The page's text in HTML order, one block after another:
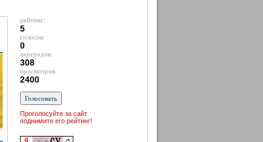
рейтинг:
5
голосов:
0
переходов:
308
просмотров:
2400
Проголосуйте за сайт
поднимите его рейтинг!